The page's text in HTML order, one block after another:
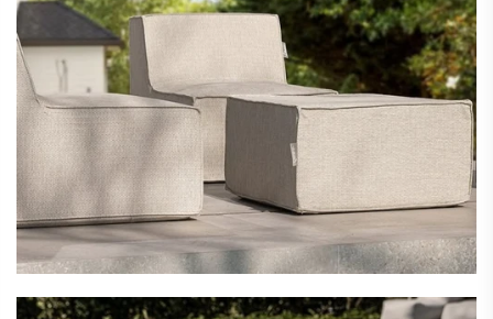
Jouw relaxmoment. Jouw opstelling